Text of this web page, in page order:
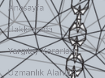
Anasayfa
Hakkımızda
Yargıtay Kararları
Uzmanlık Alanları